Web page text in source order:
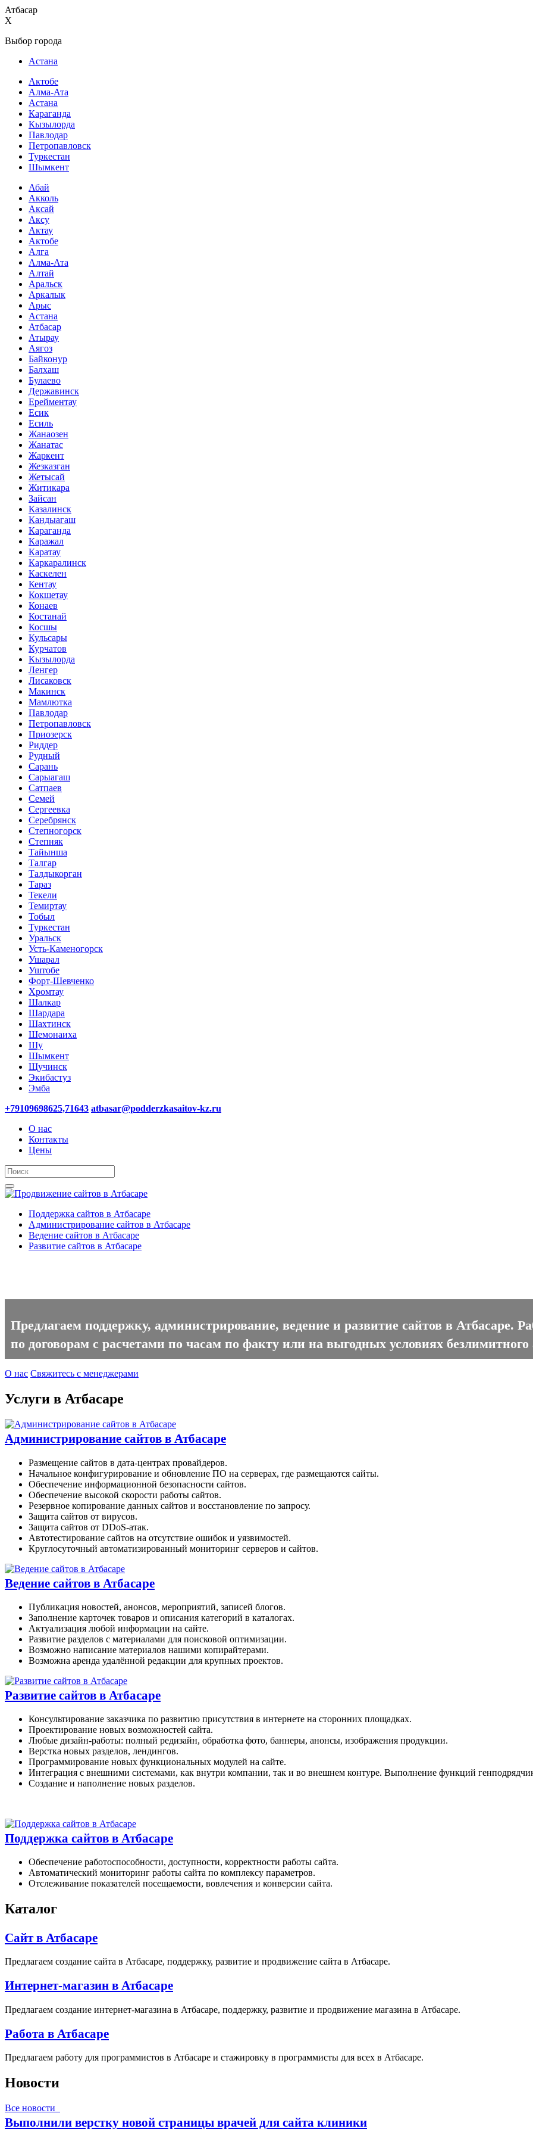
Атбасар
X
Выбор города
Астана
Актобе
Алма-Ата
Астана
Караганда
Кызылорда
Павлодар
Петропавловск
Туркестан
Шымкент
Абай
Акколь
Аксай
Аксу
Актау
Актобе
Алга
Алма-Ата
Алтай
Аральск
Аркалык
Арыс
Астана
Атбасар
Атырау
Аягоз
Байконур
Балхаш
Булаево
Державинск
Ерейментау
Есик
Есиль
Жанаозен
Жанатас
Жаркент
Жезказган
Жетысай
Житикара
Зайсан
Казалинск
Кандыагаш
Караганда
Каражал
Каратау
Каркаралинск
Каскелен
Кентау
Кокшетау
Конаев
Костанай
Косшы
Кульсары
Курчатов
Кызылорда
Ленгер
Лисаковск
Макинск
Мамлютка
Павлодар
Петропавловск
Приозерск
Риддер
Рудный
Сарань
Сарыагаш
Сатпаев
Семей
Сергеевка
Серебрянск
Степногорск
Степняк
Тайынша
Талгар
Талдыкорган
Тараз
Текели
Темиртау
Тобыл
Туркестан
Уральск
Усть-Каменогорск
Ушарал
Уштобе
Форт-Шевченко
Хромтау
Шалкар
Шардара
Шахтинск
Шемонаиха
Шу
Шымкент
Щучинск
Экибастуз
Эмба
+79109698625,71643 atbasar@podderzkasaitov-kz.ru
О нас
Контакты
Цены
Поддержка сайтов в Атбасаре
Администрирование сайтов в Атбасаре
Ведение сайтов в Атбасаре
Развитие сайтов в Атбасаре
Предлагаем поддержку, администрирование, ведение и развитие сайтов в Атбасаре.
по договорам с расчетами по часам по факту или на выгодных условиях
О нас Свяжитесь с менеджерами
Услуги в Атбасаре
Администрирование сайтов в Атбасаре
Размещение сайтов в дата-центрах провайдеров.
Начальное конфигурирование и обновление ПО на серверах, где размещаются сайты.
Обеспечение информационной безопасности сайтов.
Обеспечение высокой скорости работы сайтов.
Резервное копирование данных сайтов и восстановление по запросу.
Защита сайтов от вирусов.
Защита сайтов от DDoS-атак.
Автотестирование сайтов на отсутствие ошибок и уязвимостей.
Круглосуточный автоматизированный мониторинг серверов и сайтов.
Ведение сайтов в Атбасаре
Публикация новостей, анонсов, мероприятий, записей блогов.
Заполнение карточек товаров и описания категорий в каталогах.
Актуализация любой информации на сайте.
Развитие разделов с материалами для поисковой оптимизации.
Возможно написание материалов нашими копирайтерами.
Возможна аренда удалённой редакции для крупных проектов.
Развитие сайтов в Атбасаре
Консультирование заказчика по развитию присутствия в интернете на сторонних площадках.
Проектирование новых возможностей сайта.
Любые дизайн-работы: полный редизайн, обработка фото, баннеры, анонсы, изображения продукции.
Верстка новых разделов, лендингов.
Программирование новых функциональных модулей на сайте.
Интеграция с внешними системами, как внутри компании, так и во внешнем контуре. Выполнение функций
Создание и наполнение новых разделов.
Поддержка сайтов в Атбасаре
Обеспечение работоспособности, доступности, корректности работы сайта.
Автоматический мониторинг работы сайта по комплексу параметров.
Отслеживание показателей посещаемости, вовлечения и конверсии сайта.
Каталог
Сайт в Атбасаре
Предлагаем создание сайта в Атбасаре, поддержку, развитие и продвижение сайта в Атбасаре.
Интернет-магазин в Атбасаре
Предлагаем создание интернет-магазина в Атбасаре, поддержку, развитие и продвижение магазина в Атбасаре.
Работа в Атбасаре
Предлагаем работу для программистов в Атбасаре и стажировку в программисты для всех в Атбасаре.
Новости
Все новости
Выполнили верстку новой страницы врачей для сайта клиники